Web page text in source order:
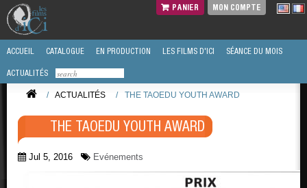
PANIER MON COMPTE
ACCUEIL CATALOGUE EN PRODUCTION LES FILMS D'ICI SÉANCE DU MOIS
ACTUALITÉS
/ ACTUALITÉS / THE TAOEDU YOUTH AWARD
THE TAOEDU YOUTH AWARD
Jul 5, 2016 Evénements